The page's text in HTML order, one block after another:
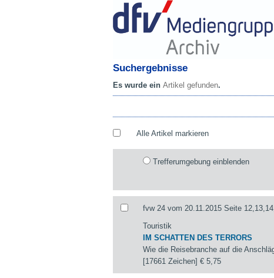
Suchergebnisse
Es wurde ein Artikel gefunden.
Alle Artikel markieren
Trefferumgebung einblenden
fvw 24 vom 20.11.2015 Seite
Touristik
IM SCHATTEN DES TERRORS
Wie die Reisebranche auf die
[17661 Zeichen]€ 5,75